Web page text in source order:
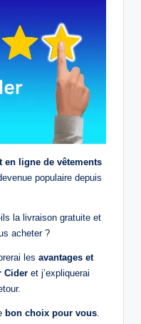
en ligne de vêtements
populaire depuis
la livraison gratuite et
acheter ?
les avantages et
Cider et j’expliquerai
bon choix pour vous